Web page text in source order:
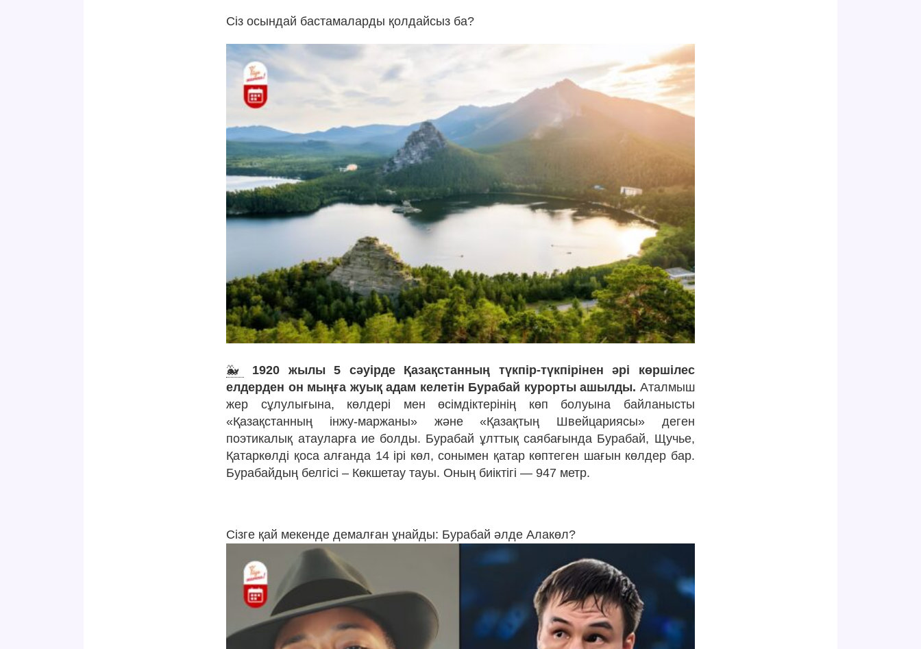
Сіз осындай бастамаларды қолдайсыз ба?
🐳
1920 жылы 5 сәуірде Қазақстанның түкпір-түкпірінен әрі көршілес
елдерден он мыңға жуық адам келетін Бурабай курорты ашылды. Аталмыш
жер сұлулығына, көлдері мен өсімдіктерінің көп болуына байланысты
«Қазақстанның інжу-маржаны» және «Қазақтың Швейцариясы» деген
поэтикалық атауларға ие болды. Бурабай ұлттық саябағында Бурабай, Щучье,
Қатаркөлді қоса алғанда 14 ірі көл, сонымен қатар көптеген шағын көлдер бар.
Бурабайдың белгісі – Көкшетау тауы. Оның биіктігі — 947 метр.
Сізге қай мекенде демалған ұнайды: Бурабай әлде Алакөл?